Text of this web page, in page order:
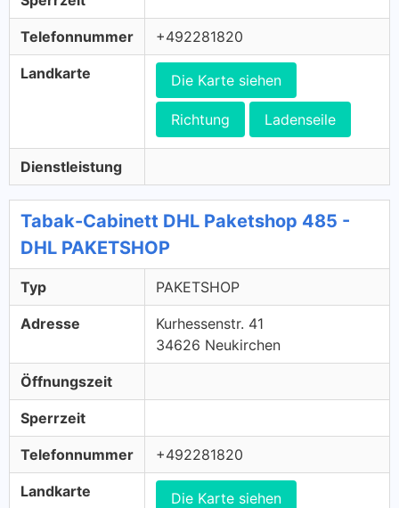
Telefonnummer +492281820
Landkarte Die Karte siehen
Richtung Ladenseile
Dienstleistung
Tabak-Cabinett DHL Paketshop 485 -
DHL PAKETSHOP
Typ PAKETSHOP
Adresse
Kurhessenstr. 41
34626 Neukirchen
Öffnungszeit
Sperrzeit
Telefonnummer +492281820
Landkarte Die Karte siehen